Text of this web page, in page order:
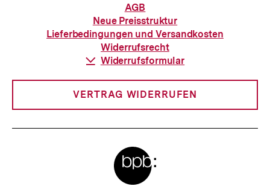
Informationen
zur
Bestellung
AGB
Neue Preisstruktur
Lieferbedingungen und Versandkosten
Widerrufsrecht
Download-
Widerrufsformular
VERTRAG WIDERRUFEN